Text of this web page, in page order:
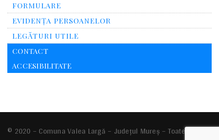
FORMULARE
EVIDENȚA PERSOANELOR
LEGĂTURI UTILE
CONTACT
ACCESIBILITATE
© 2020 – ComunaValea Largă – Județul Mureș – Toate